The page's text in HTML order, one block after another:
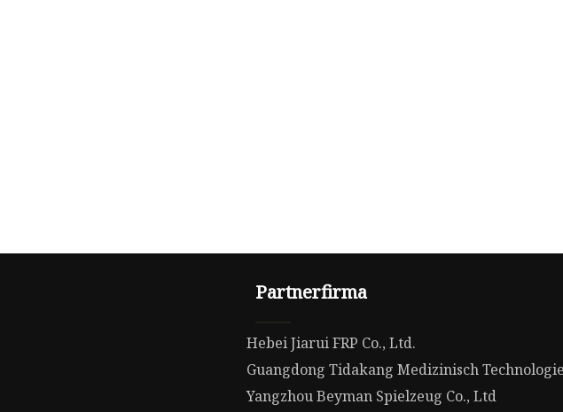
Partnerfirma
Hebei Jiarui FRP Co., Ltd.
Guangdong Tidakang Medizinisch
Yangzhou Beyman Spielzeug Co., Ltd